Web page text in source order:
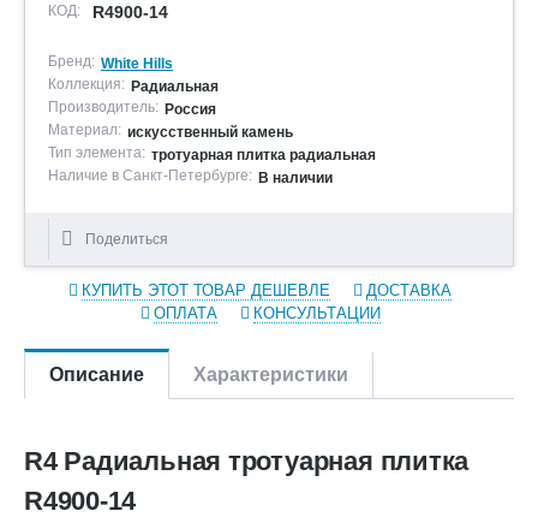
КОД: R4900-14
Бренд: White Hills
Коллекция: Радиальная
Производитель: Россия
Материал: искусственный камень
Тип элемента: тротуарная плитка радиальная
Наличие в Санкт-Петербурге: В наличии
Поделиться
КУПИТЬ ЭТОТ ТОВАР ДЕШЕВЛЕ
ДОСТАВКА
ОПЛАТА
КОНСУЛЬТАЦИИ
Описание Характеристики
R4 Радиальная тротуарная плитка
R4900-14